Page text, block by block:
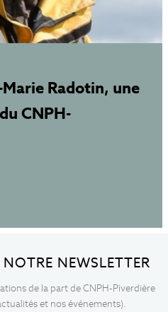
Radotin, une
CNPH-
NEWSLETTER
de la part de CNPH-Piverdière
et nos événements).